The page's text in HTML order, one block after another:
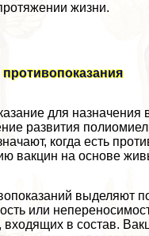
жизни.
противопоказания
для назначения
развития
когда есть
вакцин на основе
выделяют
или
входящих в состав.